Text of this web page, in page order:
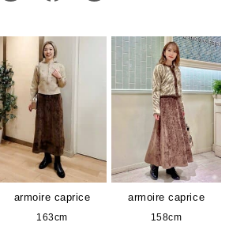
armoire caprice
163cm
armoire caprice
158cm